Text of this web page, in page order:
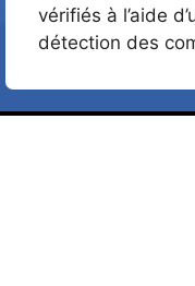
vérifiés à l’aide
détection des